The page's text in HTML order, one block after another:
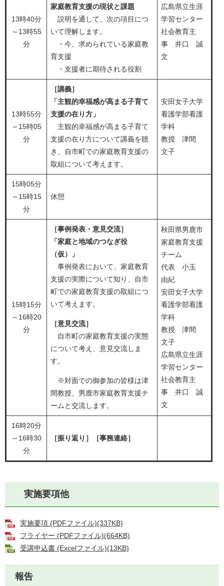
13時40分
～13時55
分
家庭教育支援の現状と課題
説明を通して、次の項目につ
いて理解します。
・今、求められている家庭教
育支援
・支援者に期待される役割
広島県立生涯
学習センター
社会教育主
事 井口 誠
文
13時55分
～15時05
分
［講義］
「主観的幸福感が高まる子育て
支援の在り方」
主観的幸福感が高まる子育て
支援の在り方について講義を聴
き、自市町での家庭教育支援の
取組について考えます。
安田女子大学
看護学部看護
学科
教授 津間
文子
15時05分
～15時15
分
休憩
15時15分
～16時20
分
［事例発表・意見交流］
「家庭と地域のつなぎ役
（仮）」
事例発表において、家庭教育
支援の実際について知り、自市
町での家庭教育支援の取組につ
いて考えます。
［意見交流］
自市町の家庭教育支援の実態
について考え、意見交流しま
す。
※対面での御参加の皆様は津
間教授、男鹿市家庭教育支援チ
ームと交流します。
秋田県男鹿市
家庭教育支援
チーム
​代表 小玉
由紀
安田女子大学
看護学部看護
学科
教授 津間
文子
広島県立生涯
学習センター
社会教育主
事 井口 誠
文
16時20分
～16時30
分
［振り返り］［事務連絡］
実施要項他
実施要項 (PDFファイル)(337KB)
フライヤー (PDFファイル)(664KB)
受講申込書 (Excelファイル)(13KB)
報告